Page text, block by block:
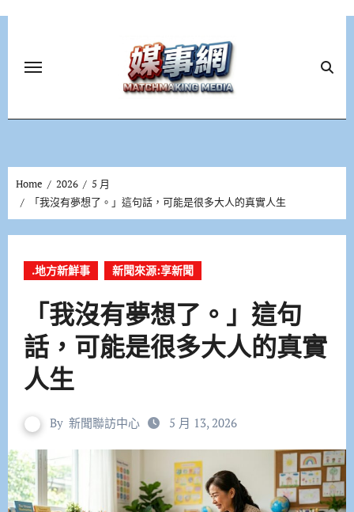
Home 2026
5 月
「我沒有夢想了。」這句話，可能是很多大人的真實人生
.地方新鮮事 新聞來源:享新聞
「我沒有夢想了。」這句
話，可能是很多大人的真實
人生
By 新聞聯訪中心 5 月 13, 2026